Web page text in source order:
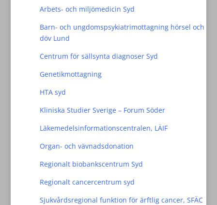
Arbets- och miljömedicin Syd
Barn- och ungdomspsykiatrimottagning hörsel och
döv Lund
Centrum för sällsynta diagnoser Syd
Genetikmottagning
HTA syd
Kliniska Studier Sverige – Forum Söder
Läkemedelsinformationscentralen, LÄIF
Organ- och vävnadsdonation
Regionalt biobankscentrum Syd
Regionalt cancercentrum syd
Sjukvårdsregional funktion för ärftlig cancer, SFÄC